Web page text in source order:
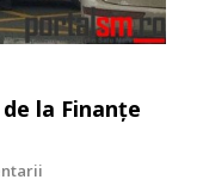
la Finanțe